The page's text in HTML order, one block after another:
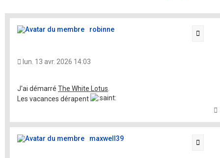
robinne
lun. 13 avr. 2026 14:03
J'ai démarré The White Lotus.
Les vacances dérapent
maxwell39